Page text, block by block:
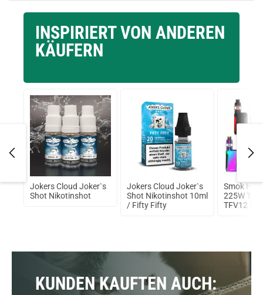
INSPIRIERT VON ANDEREN
KÄUFERN
Jokers Cloud Joker`s
Shot Nikotinshot
Jokers Cloud Joker`s
Shot Nikotinshot 10ml
/ Fifty Fifty
Smok H-
225W TC
TFV12
KUNDEN KAUFTEN AUCH: